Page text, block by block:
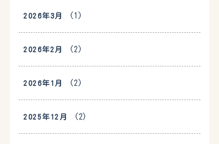
2026年3月 (1)
2026年2月 (2)
2026年1月 (2)
2025年12月 (2)